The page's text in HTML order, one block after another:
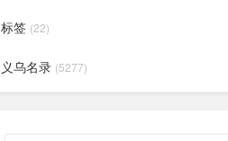
标签 (22)
义乌名录 (5277)